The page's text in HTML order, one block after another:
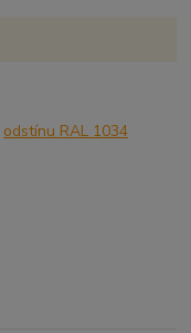
odstínu RAL 1034